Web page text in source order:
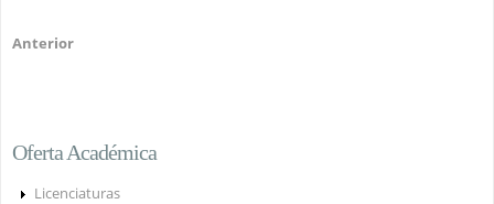
Anterior
Oferta Académica
Licenciaturas